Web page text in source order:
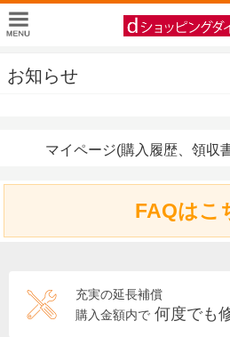
お知らせ
マイページ(購入履歴、領収
FAQはこ
充実の延長補償
購入金額内で 何度でも